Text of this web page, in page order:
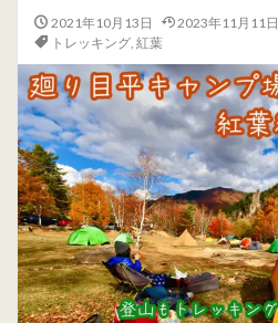
2021年10月13日 2023年11月11日
トレッキング, 紅葉